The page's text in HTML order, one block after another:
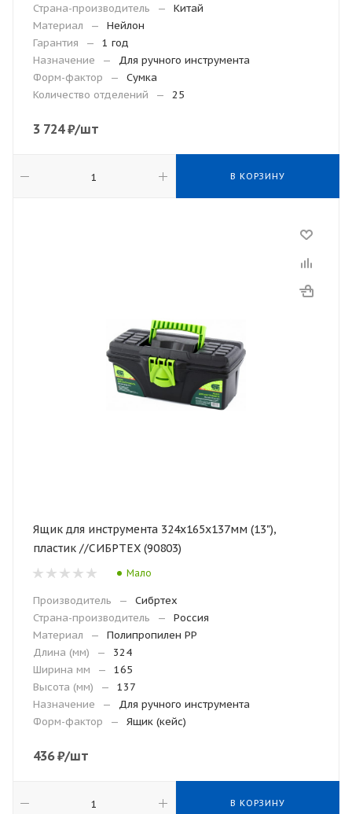
Страна-производитель
—
Китай
Материал
—
Нейлон
Гарантия
—
1 год
Назначение
—
Для ручного инструмента
Форм-фактор
—
Сумка
Количество отделений
— 25
3 724₽/шт
В КОРЗИНУ
Ящик для инструмента 324х165х137мм (13"),
пластик //СИБРТЕХ (90803)
Мало
Производитель —
Сибртех
Страна-производитель
—
Россия
Материал
—
Полипропилен PP
Длина (мм)
—
324
Ширина мм
—
165
Высота (мм)
—
137
Назначение
—
Для ручного инструмента
Форм-фактор
— Ящик (кейс)
436₽/шт
В КОРЗИНУ